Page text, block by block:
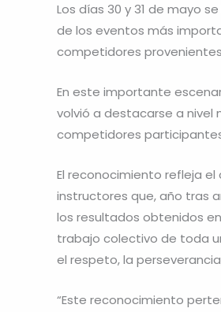
Los días 30 y 31 de mayo
de los eventos más
competidores
En este importante
volvió a destacarse a nivel
competidores
El reconocimiento refleja
instructores que, año tras
los resultados obtenidos
trabajo colectivo de toda
el respeto, la
“Este reconocimiento